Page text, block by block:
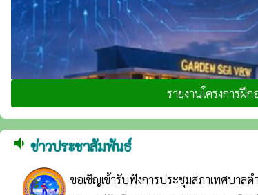
รายงานโครงการ
volume_down ข่าวประชาสัมพันธ์
ขอเชิญเข้ารับฟังการประชุมสภาเทศบา